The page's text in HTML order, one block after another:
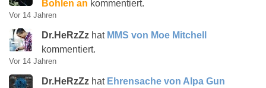
Bohlen an kommentiert.
Vor 14 Jahren
Dr.HeRzZz hat MMS von Moe Mitchell
kommentiert.
Vor 14 Jahren
Dr.HeRzZz hat Ehrensache von Alpa Gun